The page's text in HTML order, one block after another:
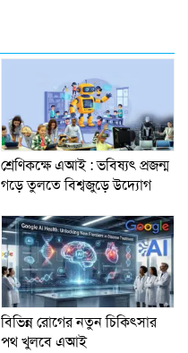
শ্রেণিকক্ষে এআই : ভবিষ্যৎ প্রজন্ম
গড়ে তুলতে বিশ্বজুড়ে উদ্যোগ
বিভিন্ন রোগের নতুন চিকিৎসার
পথ খুলবে এআই